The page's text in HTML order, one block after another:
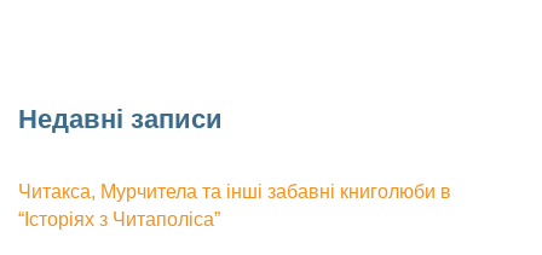
Недавні записи
Читакса, Мурчитела та інші забавні книголюби в
“Історіях з Читаполіса”